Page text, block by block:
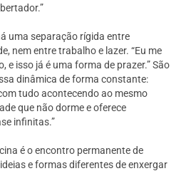
uma separação rígida entre
nem entre trabalho e lazer. “Eu me
e isso já é uma forma de prazer.” São
dinâmica de forma constante:
tudo acontecendo ao mesmo
que não dorme e oferece
infinitas.”
é o encontro permanente de
e formas diferentes de enxergar